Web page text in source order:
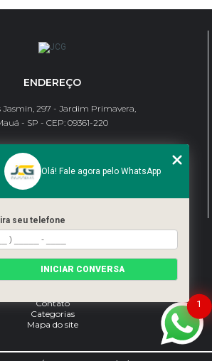
ENDEREÇO
Jasmin, 297 - Jardim Primavera,
- SP - CEP: 09361-220
CONTATO
(11) 95462-8630
bene@jcgdivisorias.com
Home
Sobre Nós
Serviços
Contato
Categorias
Mapa do site
1
Olá! Fale agora pelo WhatsApp
seu telefone
INICIAR CONVERSA